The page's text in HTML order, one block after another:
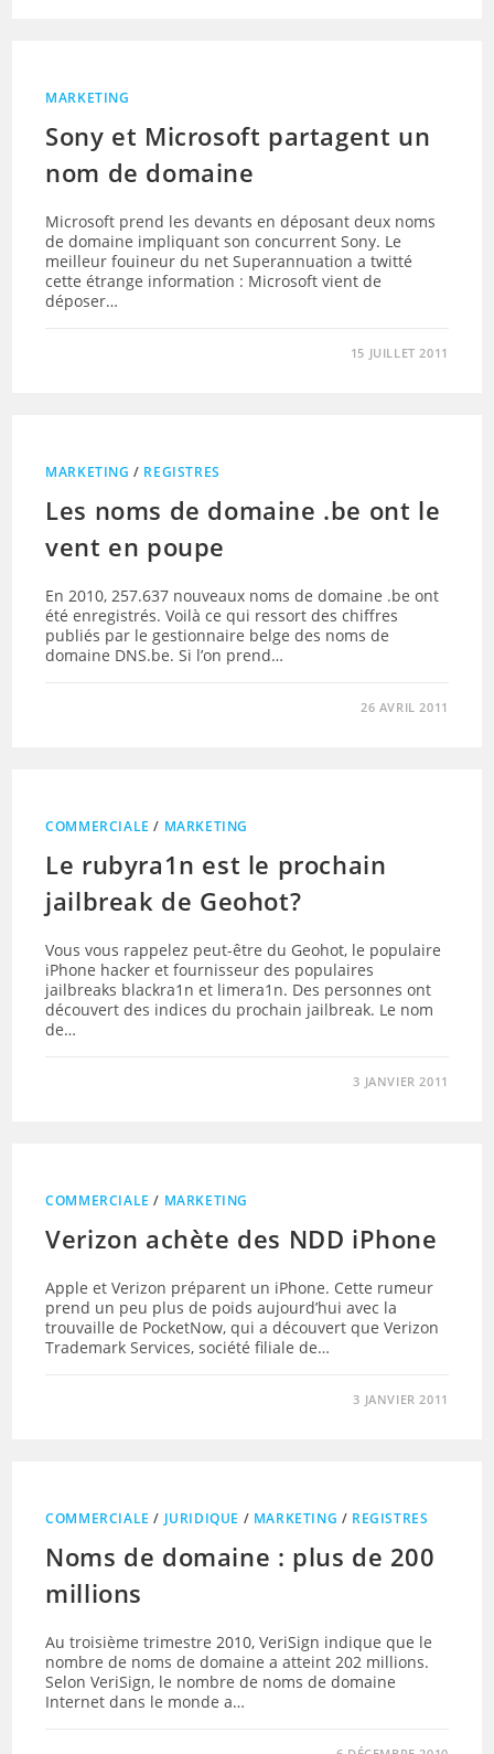
MARKETING
Sony et Microsoft partagent un
nom de domaine
Microsoft prend les devants en déposant deux noms
de domaine impliquant son concurrent Sony. Le
meilleur fouineur du net Superannuation a twitté
cette étrange information : Microsoft vient de
déposer…
15 JUILLET 2011
MARKETING / REGISTRES
Les noms de domaine .be ont le
vent en poupe
En 2010, 257.637 nouveaux noms de domaine .be ont
été enregistrés. Voilà ce qui ressort des chiffres
publiés par le gestionnaire belge des noms de
domaine DNS.be. Si l’on prend…
26 AVRIL 2011
COMMERCIALE / MARKETING
Le rubyra1n est le prochain
jailbreak de Geohot?
Vous vous rappelez peut-être du Geohot, le populaire
iPhone hacker et fournisseur des populaires
jailbreaks blackra1n et limera1n. Des personnes ont
découvert des indices du prochain jailbreak. Le nom
de…
3 JANVIER 2011
COMMERCIALE / MARKETING
Verizon achète des NDD iPhone
Apple et Verizon préparent un iPhone. Cette rumeur
prend un peu plus de poids aujourd’hui avec la
trouvaille de PocketNow, qui a découvert que Verizon
Trademark Services, société filiale de…
3 JANVIER 2011
COMMERCIALE / JURIDIQUE / MARKETING / REGISTRES
Noms de domaine : plus de 200
millions
Au troisième trimestre 2010, VeriSign indique que le
nombre de noms de domaine a atteint 202 millions.
Selon VeriSign, le nombre de noms de domaine
Internet dans le monde a…